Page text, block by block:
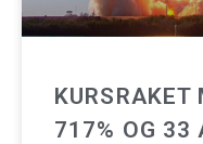
KURSRAKET
717% OG 33